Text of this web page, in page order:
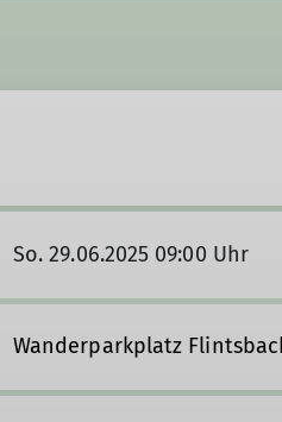
So. 29.06.2025 09:00 Uhr
Wanderparkplatz